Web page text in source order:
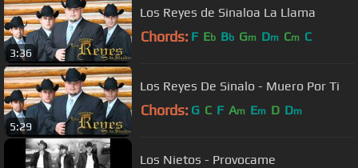
3:36
Los Reyes de Sinaloa La Llama
Chords: F Eb Bb Gm Dm Cm C
5:29
Los Reyes De Sinalo - Muero Por Ti
Chords: G C F Am Em D Dm
Los Nietos - Provocame